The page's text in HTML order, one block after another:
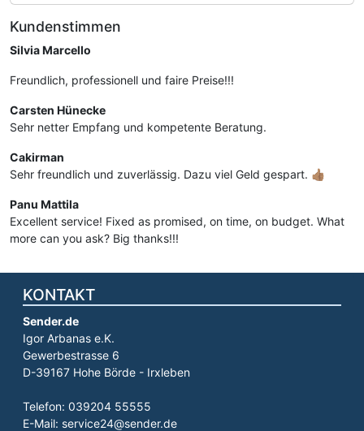
Kundenstimmen
Silvia Marcello
Freundlich, professionell und faire Preise!!!
Carsten Hünecke
Sehr netter Empfang und kompetente Beratung.
Cakirman
Sehr freundlich und zuverlässig. Dazu viel Geld gespart. 👍🏽
Panu Mattila
Excellent service! Fixed as promised, on time, on budget. What
more can you ask? Big thanks!!!
KONTAKT
Sender.de
Igor Arbanas e.K.
Gewerbestrasse 6
D-39167 Hohe Börde - Irxleben
Telefon: 039204 55555
E-Mail: service24@sender.de